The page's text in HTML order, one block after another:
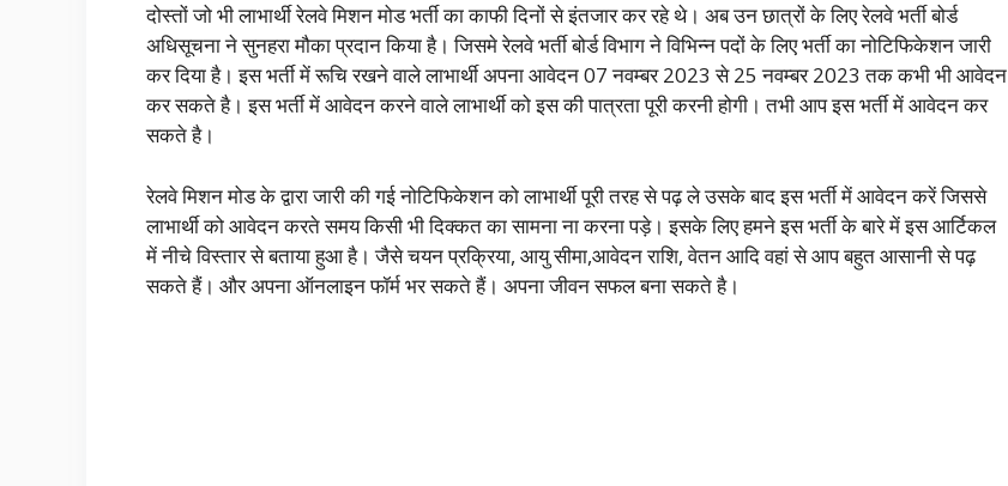
दोस्तों जो भी लाभार्थी रेलवे मिशन मोड भर्ती का काफी दिनों से इंतजार कर रहे थे। अब उन छात्रों के लिए रेलवे भर्ती बोर्ड
अधिसूचना ने सुनहरा मौका प्रदान किया है। जिसमे रेलवे भर्ती बोर्ड विभाग ने विभिन्न पदों के लिए भर्ती का नोटिफिकेशन जारी
कर दिया है। इस भर्ती में रूचि रखने वाले लाभार्थी अपना आवेदन 07 नवम्बर 2023 से 25 नवम्बर 2023 तक कभी भी आवेदन
कर सकते है। इस भर्ती में आवेदन करने वाले लाभार्थी को इस की पात्रता पूरी करनी होगी। तभी आप इस भर्ती में आवेदन कर
सकते है।
रेलवे मिशन मोड के द्वारा जारी की गई नोटिफिकेशन को लाभार्थी पूरी तरह से पढ़ ले उसके बाद इस भर्ती में आवेदन करें जिससे
लाभार्थी को आवेदन करते समय किसी भी दिक्कत का सामना ना करना पड़े। इसके लिए हमने इस भर्ती के बारे में इस आर्टिकल
में नीचे विस्तार से बताया हुआ है। जैसे चयन प्रक्रिया, आयु सीमा,आवेदन राशि, वेतन आदि वहां से आप बहुत आसानी से पढ़
सकते हैं। और अपना ऑनलाइन फॉर्म भर सकते हैं। अपना जीवन सफल बना सकते है।